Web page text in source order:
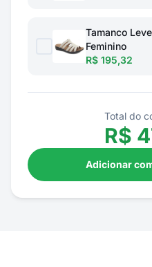
Tamanco
Feminino
R$ 195,32
Total do
R$
Adicionar